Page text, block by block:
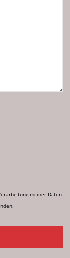
meiner Daten